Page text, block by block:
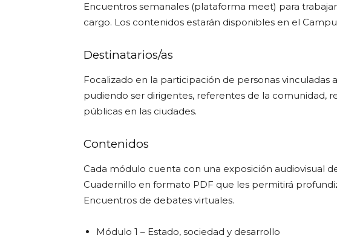
Encuentros semanales (plataforma meet) para
cargo. Los contenidos estarán disponibles en el
Destinatarios/as
Focalizado en la participación de personas vinculadas
pudiendo ser dirigentes, referentes de la comunidad,
públicas en las ciudades.
Contenidos
Cada módulo cuenta con una exposición audiovisual
Cuadernillo en formato PDF que les permitirá
Encuentros de debates virtuales.
Módulo 1 – Estado, sociedad y desarrollo